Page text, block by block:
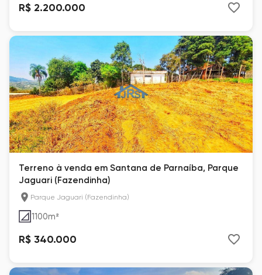
R$ 2.200.000
Terreno à venda em Santana de Parnaíba, Parque
Jaguari (Fazendinha)
Parque Jaguari (Fazendinha)
1100m²
R$ 340.000